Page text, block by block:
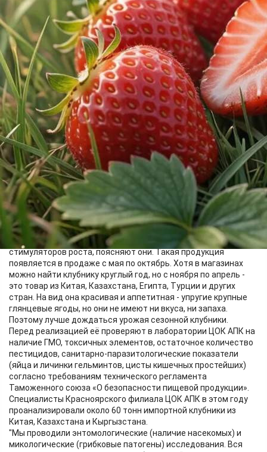
Поможем разобраться
25.05.2026 13:15513
Изображение создано нейросетью
На рынках и в магазинах Красноярского края можно увидеть
ягодное разнообразие, в частности клубники. Как выбрать
качественную и вкусную ягоду, рассказали специалисты
Красноярского филиала Центра оценки безопасности и
качества продукции агропрома (ЦОК АПК).
Самая вкусная, сладкая и ароматная клубника - это сезонная
и местная, которая выращена в открытом грунте и без
стимуляторов роста, поясняют они. Такая продукция
появляется в продаже с мая по октябрь. Хотя в магазинах
можно найти клубнику круглый год, но с ноября по апрель -
это товар из Китая, Казахстана, Египта, Турции и других
стран. На вид она красивая и аппетитная - упругие крупные
глянцевые ягоды, но они не имеют ни вкуса, ни запаха.
Поэтому лучше дождаться урожая сезонной клубники.
Перед реализацией её проверяют в лаборатории ЦОК АПК на
наличие ГМО, токсичных элементов, остаточное количество
пестицидов, санитарно-паразитологические показатели
(яйца и личинки гельминтов, цисты кишечных простейших)
согласно требованиям технического регламента
Таможенного союза «О безопасности пищевой продукции».
Специалисты Красноярского филиала ЦОК АПК в этом году
проанализировали около 60 тонн импортной клубники из
Китая, Казахстана и Кыргызстана.
"Мы проводили энтомологические (наличие насекомых) и
микологические (грибковые патогены) исследования. Вся